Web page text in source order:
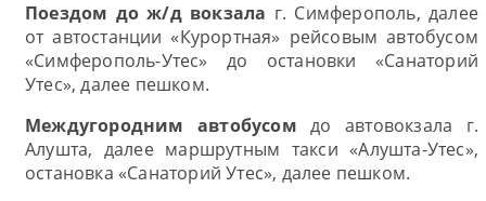
Поездом до ж/д вокзала г. Симферополь, далее
от автостанции «Курортная» рейсовым автобусом
«Симферополь-Утес» до остановки «Санаторий
Утес», далее пешком.
Междугородним автобусом до автовокзала г.
Алушта, далее маршрутным такси «Алушта-Утес»,
остановка «Санаторий Утес», далее пешком.